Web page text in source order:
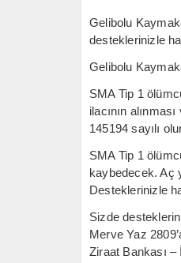
Gelibolu
desteklerinizle
Gelibolu
SMA Tip 1
ilacının
145194 sayılı
SMA Tip 1
kaybedecek. Aç
Desteklerinizle
Sizde
Merve Yaz
Ziraat Bankası –